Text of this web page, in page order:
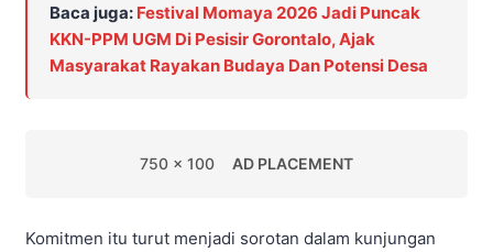
Baca juga: Festival Momaya 2026 Jadi Puncak
KKN-PPM UGM Di Pesisir Gorontalo, Ajak
Masyarakat Rayakan Budaya Dan Potensi Desa
750 x 100 AD PLACEMENT
Komitmen itu turut menjadi sorotan dalam kunjungan